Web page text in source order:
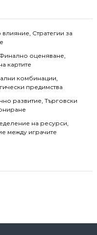
Стратегии за
оценяване,
картите
комбинации,
предимства
развитие, Търговски
на ресурси,
между играчите